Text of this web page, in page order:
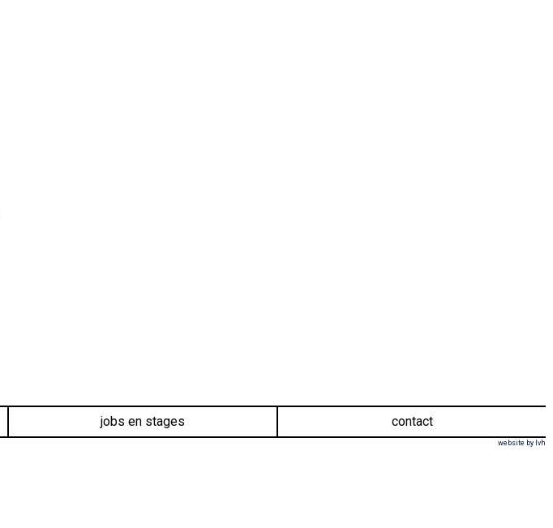
jobs en stages contact
website by lvh